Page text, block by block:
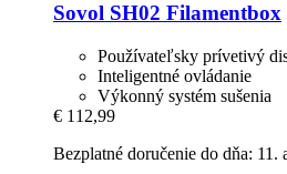
Sovol SH02 Filamentbox
Používateľsky prívetivý
Inteligentné ovládanie
Výkonný systém sušenia
€ 112,99
Bezplatné doručenie do dňa: 11.